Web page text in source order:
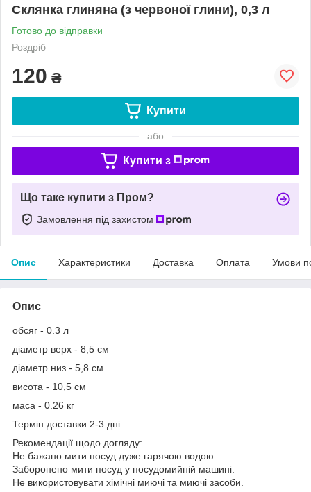
Склянка глиняна (з червоної глини), 0,3 л
Готово до відправки
Роздріб
120 ₴
Купити
або
Купити з
Що таке купити з Пром?
Замовлення під захистом
Опис Характеристики Доставка Оплата Умови
Опис
обсяг - 0.3 л
діаметр верх - 8,5 см
діаметр низ - 5,8 см
висота - 10,5 см
маса - 0.26 кг
Термін доставки 2-3 дні.
Рекомендації щодо догляду:
Не бажано мити посуд дуже гарячою водою.
Заборонено мити посуд у посудомийній машині.
Не використовувати хімічні миючі та миючі засоби.